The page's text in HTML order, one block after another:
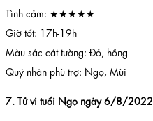
Tình cảm: ★★★★★
Giờ tốt: 17h-19h
Màu sắc cát tường: Đỏ, hồng
Quý nhân phù trợ: Ngọ, Mùi
7. Tử vi tuổi Ngọ ngày 6/8/2022